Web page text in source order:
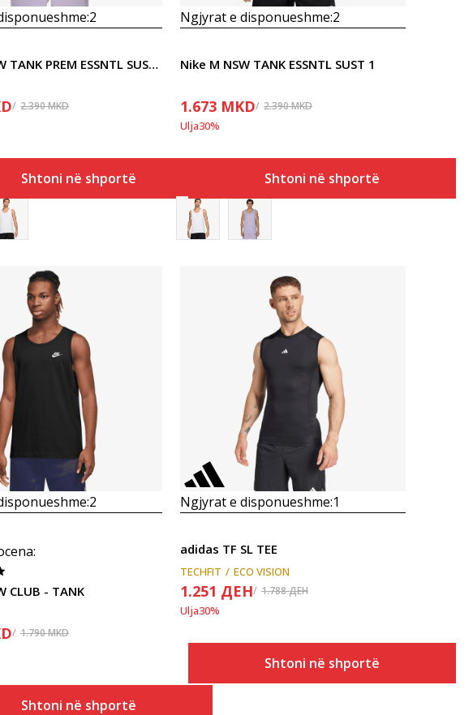
2
Nike M NSW TANK PREM ESSNTL SUST 1
2.390MKD
Shtoni në shportë
Ngjyrat e disponueshme:2
Nike M NSW TANK ESSNTL SUST 1
1.673 MKD 2.390MKD
Ulja30%
Shtoni në shportë
Krahasoni
2
:
CLUB - TANK
1.790MKD
Shtoni në shportë
Krahasoni
Ngjyrat e disponueshme:1
adidas TF SL TEE
TECHFIT ECO VISION
1.251 ДЕН 1.788ДЕН
Ulja30%
Shtoni në shportë